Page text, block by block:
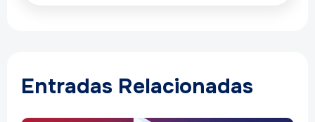
Entradas Relacionadas